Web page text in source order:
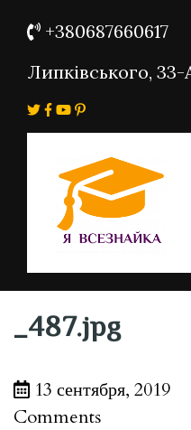
+380687660617
Липківського, 33-
_487.jpg
13 сентября, 2019
Comments